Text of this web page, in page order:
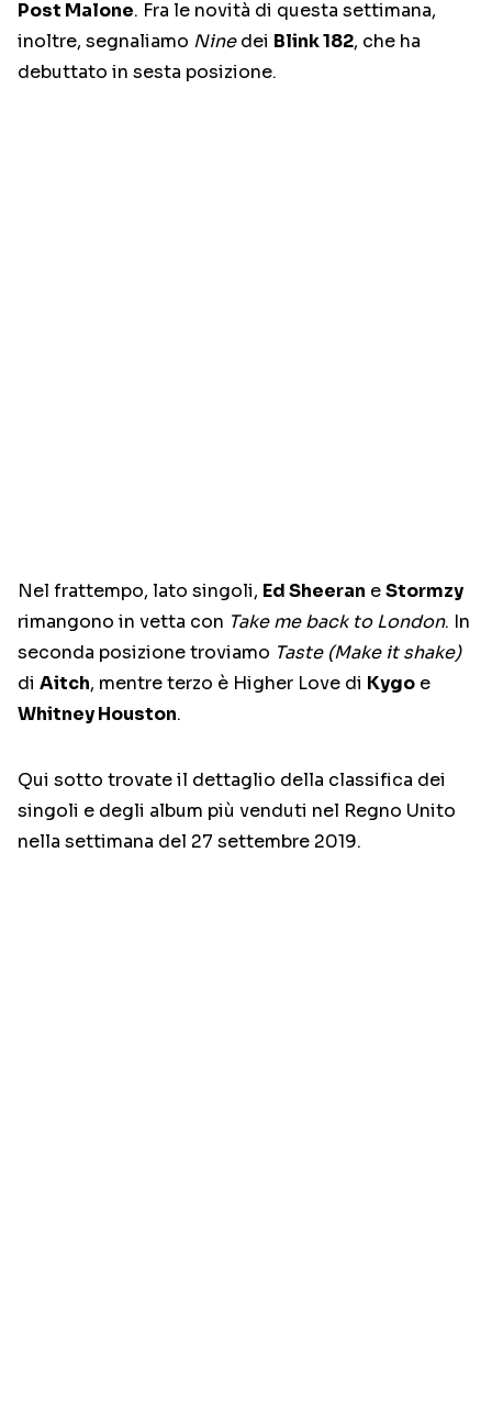
Post Malone. Fra le novità di questa settimana,
inoltre, segnaliamo Ninedei Blink 182, che ha
debuttato in sesta posizione.
Nel frattempo, lato singoli, Ed Sheeran eStormzy
rimangono in vetta con Take me back to London. In
seconda posizione troviamo Taste (Make it shake)
di Aitch, mentre terzo è Higher Love di Kygo e
Whitney Houston.
Qui sotto trovate il dettaglio della classifica dei
singoli e degli album più venduti nel Regno Unito
nella settimana del 27 settembre 2019.